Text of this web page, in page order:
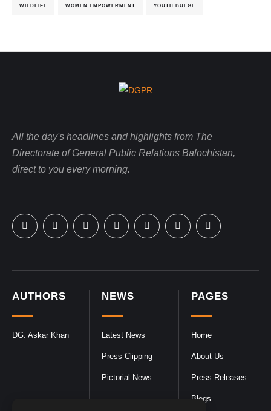
WILDLIFE WOMEN EMPOWERMENT YOUTH BULGE
PAGES
Home
About Us
Press Releases
Blogs
NEWS
Latest News
Press Clipping
Pictorial News
AUTHORS
DG. Askar Khan
All the day's headlines and highlights from The
Directorate of General Public Relations Balochistan,
direct to you every morning.